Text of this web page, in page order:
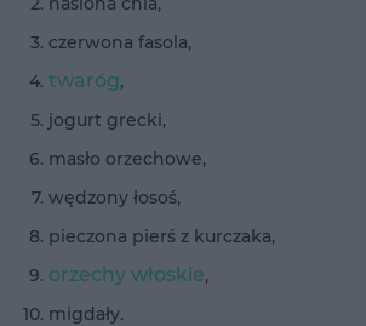
czerwona fasola,
twaróg,
jogurt grecki,
masło orzechowe,
wędzony łosoś,
pieczona pierś z kurczaka,
orzechy włoskie,
migdały.